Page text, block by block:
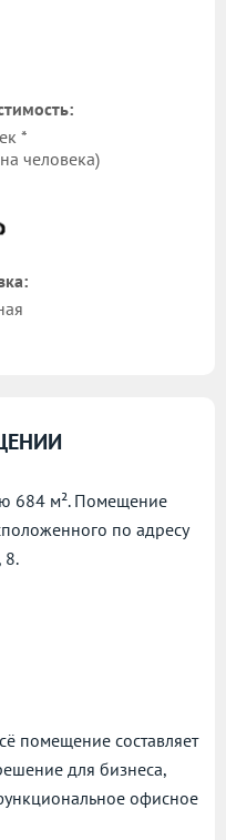
*
человека)
684 м². Помещение
по адресу
8.
помещение составляет
для бизнеса,
офисное